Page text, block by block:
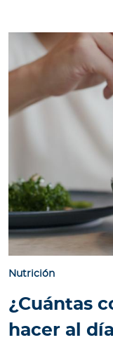
Nutrición
¿Cuántas
hacer al